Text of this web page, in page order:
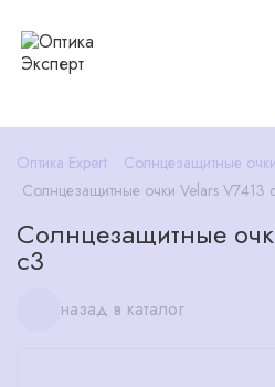
Оптика Expert
Солнцезащитные очки
Солнцезащитные очки Velars V7413
Солнцезащитные
c3
назад в каталог